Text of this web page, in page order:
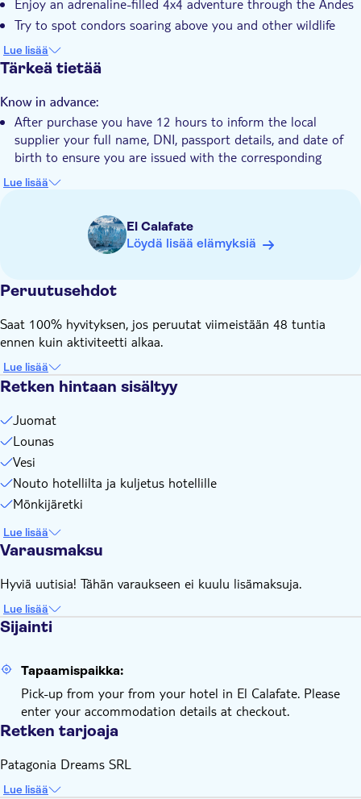
Transport included
Enjoy an adrenaline-filled 4x4 adventure through the Andes
Try to spot condors soaring above you and other wildlife
Witness impressive rock formations and beautiful natural
scenery
Lue lisää
Tärkeä tietää
Know in advance:
After purchase you have 12 hours to inform the local
supplier your full name, DNI, passport details, and date of
birth to ensure you are issued with the corresponding
insurance; without this data in the indicated time, the tour
operator will not be able to provide the service
You'll need to present a valid ID or a copy of your passport
the day of the tour
Remember to wear comfortable shoes
Lue lisää
El Calafate
Löydä lisää elämyksiä
Peruutusehdot
Saat 100% hyvityksen, jos peruutat viimeistään 48 tuntia
ennen kuin aktiviteetti alkaa.
Lue lisää
Retken hintaan sisältyy
Juomat
Lounas
Vesi
Nouto hotellilta ja kuljetus hotellille
Mönkijäretki
Lue lisää
Varausmaksu
Hyviä uutisia! Tähän varaukseen ei kuulu lisämaksuja.
Lue lisää
Sijainti
Tapaamispaikka:
Pick-up from your from your hotel in El Calafate. Please
enter your accommodation details at checkout.
Retken tarjoaja
Patagonia Dreams SRL
Lue lisää